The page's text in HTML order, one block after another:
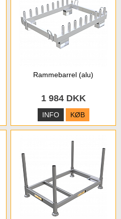
Rammebarrel (alu)
1 984 DKK
INFO KØB